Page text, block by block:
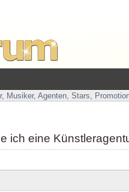
Musiker, Agenten, Stars,
ich eine